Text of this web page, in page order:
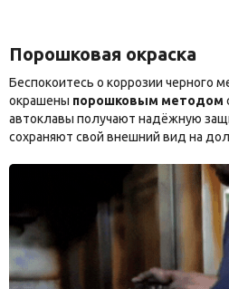
Порошковая окраска
Беспокоитесь о коррозии черного
окрашены порошковым методом
автоклавы получают надёжную
сохраняют свой внешний вид на